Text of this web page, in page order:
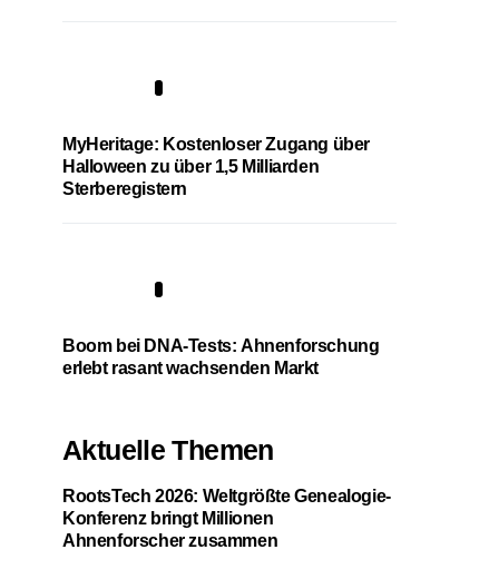
MyHeritage: Kostenloser Zugang über
Halloween zu über 1,5 Milliarden
Sterberegistern
Boom bei DNA-Tests: Ahnenforschung
erlebt rasant wachsenden Markt
Aktuelle Themen
RootsTech 2026: Weltgrößte Genealogie-
Konferenz bringt Millionen
Ahnenforscher zusammen